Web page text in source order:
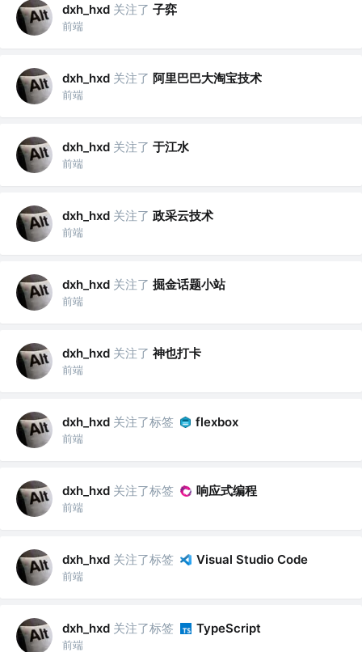
dxh_hxd 关注了 子弈
前端
dxh_hxd 关注了 阿里巴巴大淘宝技术
前端
dxh_hxd 关注了 于江水
前端
dxh_hxd 关注了 政采云技术
前端
dxh_hxd 关注了 掘金话题小站
前端
dxh_hxd 关注了 神也打卡
前端
dxh_hxd 关注了标签 flexbox
前端
dxh_hxd 关注了标签 响应式编程
前端
dxh_hxd 关注了标签 Visual Studio Code
前端
dxh_hxd 关注了标签 TypeScript
前端